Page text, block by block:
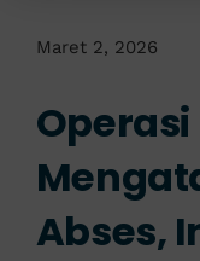
Maret 2, 2026
Abses,